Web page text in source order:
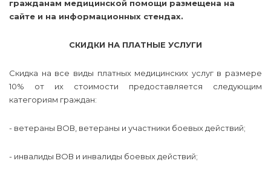
гражданам медицинской помощи размещена на
сайте и на информационных стендах.
СКИДКИ НА ПЛАТНЫЕ УСЛУГИ
Скидка на все виды платных медицинских услуг в размере
10% от их стоимости предоставляется следующим
категориям граждан:
- ветераны ВОВ, ветераны и участники боевых действий;
- инвалиды ВОВ и инвалиды боевых действий;